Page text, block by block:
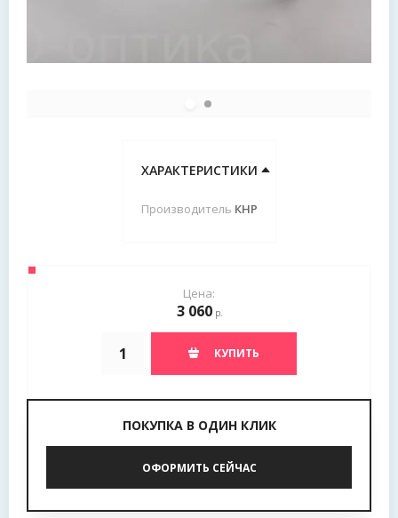
Производитель КНР
ХАРАКТЕРИСТИКИ
Цена:
3 060р.
КУПИТЬ
ПОКУПКА В ОДИН КЛИК
ОФОРМИТЬ СЕЙЧАС